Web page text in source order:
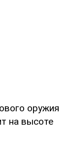
оружия
на высоте